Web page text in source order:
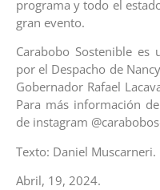
programa y todo el
gran evento.
Carabobo Sostenible es
por el Despacho de
Gobernador Rafael
Para más información
de instagram
Texto: Daniel Muscarneri.
Abril, 19, 2024.